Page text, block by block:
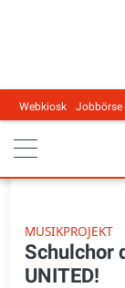
Main
Webkiosk Jobbörse
MUSIKPROJEKT
Schulchor
UNITED!